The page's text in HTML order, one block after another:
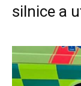
silnice a